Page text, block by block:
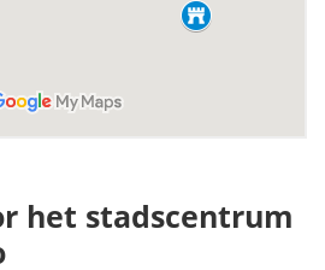
het stadscentrum